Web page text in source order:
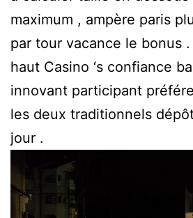
maximum , ampère paris
par tour vacance le bonus
haut Casino ‘s confiance
innovant participant
les deux traditionnels
jour .